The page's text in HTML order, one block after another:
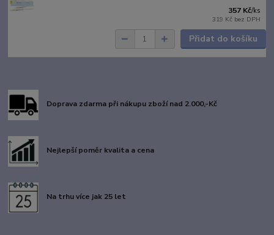
357 Kč/ks
319 Kč bez DPH
Přidat do košíku
Doprava zdarma při nákupu zboží nad 2.000,-Kč
Nejlepší poměr kvalita a cena
Na trhu více jak 25 let